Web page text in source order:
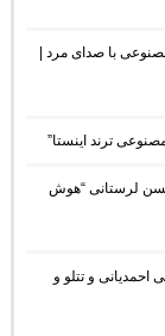
با صدای مرد |
لرستانی “هوش
احمدیانی و تتلو و